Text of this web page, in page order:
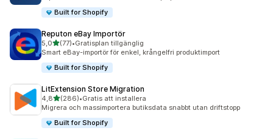
Built for Shopify
Reputon eBay Importör
5,0av 5 stjärnor
(77)
77 recensioner totalt
•Gratisplan tillgänglig
Smart eBay-importör för enkel, krångelfri produktimport
Built for Shopify
LitExtension Store Migration
4,8av 5 stjärnor
(286)
286 recensioner totalt
•Gratis att installera
Migrera och massimportera butiksdata snabbt utan driftstopp
Built for Shopify